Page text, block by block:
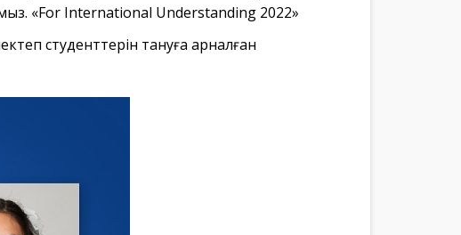
«For International Understanding 2022» ⠀
студенттерін тануға арналған ⠀